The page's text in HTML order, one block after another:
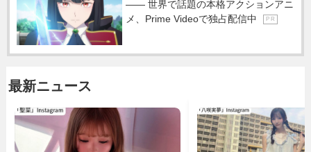
―― 世界で話題の本格アクションアニ
メ、Prime Videoで独占配信中
P R
最新ニュース